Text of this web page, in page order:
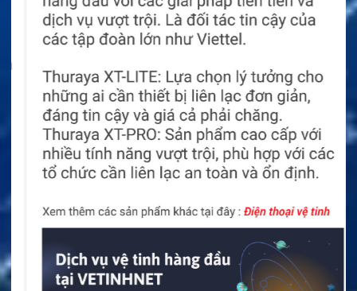
dung dễ quan sát trong nhiều điều kiện ánh sáng. Giao
diện có thể được lập trình theo nhu cầu vận hành.
Bộ đàm Entel DT885U đạt IP68. Thiết bị chịu ngâm ở
độ sâu 2 m trong 4 giờ. Máy cũng đáp ứng các thử
nghiệm MIL-STD-810 C, D, E và F.
Pin CNB950EV2 sử dụng công nghệ Li-ion với dung
lượng 1.800 mAh. Thời gian dùng tham khảo đạt 13,5
giờ ở chế độ analog. Chế độ DMR có thể đạt khoảng
16,5 giờ.
Cổng phụ kiện được mạ vàng để hạn chế ăn mòn. Cơ
cấu khóa giúp đầu nối được cố định chắc chắn. Máy
còn kiểm tra phụ kiện trước khi cho phép sử dụng.